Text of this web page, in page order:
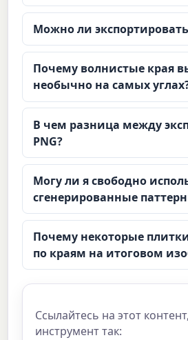
Можно ли
Почему волнистые края
необычно на самых
В чем разница между
PNG?
Могу ли я свободно
сгенерированные
Почему некоторые
по краям на итоговом
Ссылайтесь на этот
инструмент так: